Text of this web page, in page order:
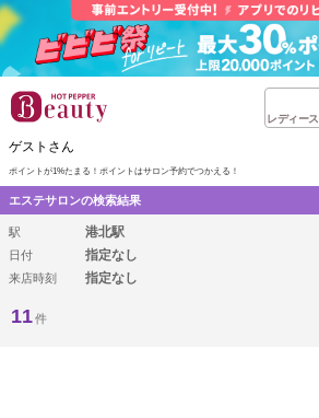
レディース
ゲストさん
ポイントが1%たまる！ ポイントはサロン予約でつかえる！
エステサロンの検索結果
駅 港北駅
日付 指定なし
来店時刻 指定なし
11件